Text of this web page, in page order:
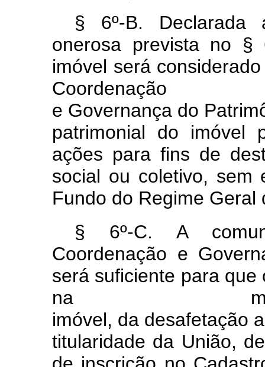
§ 6º-B. Declarada
onerosa prevista no
imóvel será
Coordenação
e Governança do
patrimonial do imóvel
ações para fins de
social ou coletivo, sem
Fundo do Regime Geral
§ 6º-C. A
Coordenação e
será suficiente para
na
imóvel, da desafetação
titularidade da União,